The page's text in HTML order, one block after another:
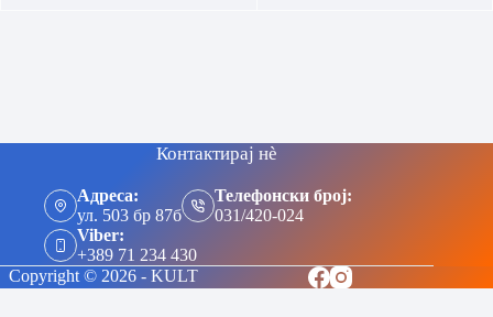
Контактирај нè
Адреса:
ул. 503 бр 87б
Телефонски број:
031/420-024
Viber:
+389 71 234 430
Copyright © 2026 - KULT